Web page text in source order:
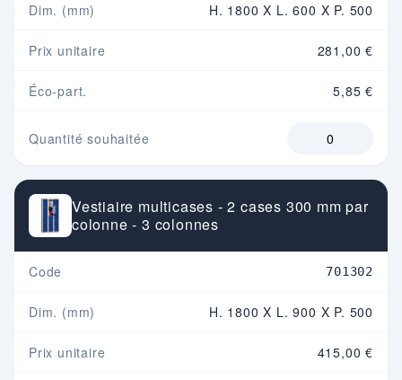
Dim. (mm) H. 1800 X L. 600 X P. 500
Prix unitaire 281,00 €
Éco-part. 5,85 €
Quantité souhaitée
Vestiaire multicases - 2 cases 300 mm par
colonne - 3 colonnes
Code 701302
Dim. (mm) H. 1800 X L. 900 X P. 500
Prix unitaire 415,00 €